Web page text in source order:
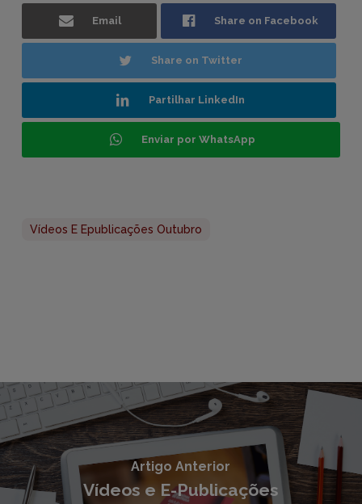
Email Share on Facebook
Share on Twitter
Partilhar LinkedIn
Enviar por WhatsApp
Vídeos E Epublicações Outubro
Artigo Anterior
Vídeos e E-Publicações